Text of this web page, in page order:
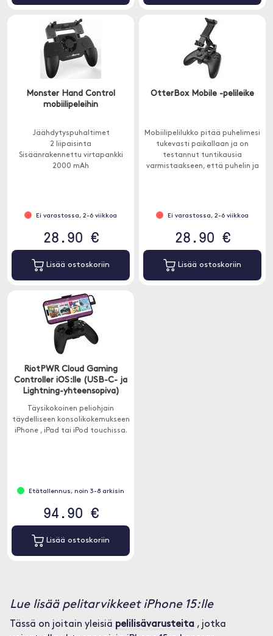
Monster Hand Control
mobiilipeleihin
Jäähdytyspuhaltimet
2 liipaisinta
Sisäänrakennettu virtapankki
2000 mAh
Ei varastossa, 2-6 viikkoa
28.90 €
Lisää ostoskoriin
OtterBox Mobile -pelileike
Mobiilipelilukko pitää puhelimesi
tukevasti paikallaan ja on
testannut tuntikausia
varmistaakseen, että puhelin ja
Ei varastossa, 2-6 viikkoa
28.90 €
Lisää ostoskoriin
RiotPWR Cloud Gaming
Controller iOS:lle (USB-C- ja
Lightning-yhteensopiva)
Täysikokoinen peliohjain
täydelliseen konsolikokemukseen
iPhone , iPad tai iPod touchissa.
Etätallennus, noin 3-8 arkisin
94.90 €
Lisää ostoskoriin
Lue lisää pelitarvikkeet iPhone 15:lle
Tässä on joitain yleisiä pelilisävarusteita, jotka